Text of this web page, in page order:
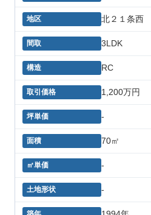
北２１条西
3LDK
RC
1,200万円
-
70㎡
-
-